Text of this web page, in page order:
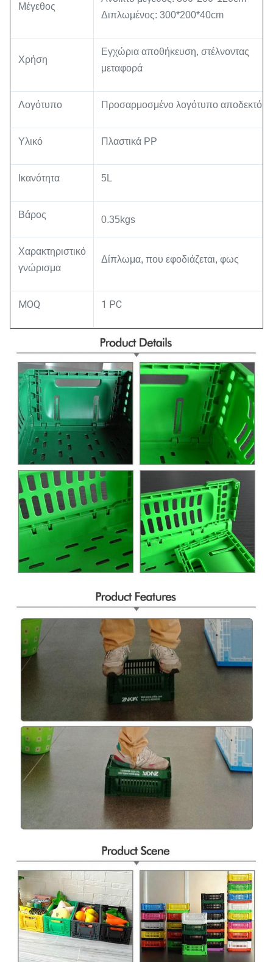
Μέγεθος
Διπλωμένος: 300*200*40cm
Χρήση
Εγχώρια αποθήκευση, στέλνοντας
μεταφορά
Λογότυπο Προσαρμοσμένο λογότυπο αποδεκτό
Υλικό Πλαστικά PP
Ικανότητα 5L
Βάρος 0.35kgs
Χαρακτηριστικό
γνώρισμα
Δίπλωμα, που εφοδιάζεται, φως
MOQ 1 PC